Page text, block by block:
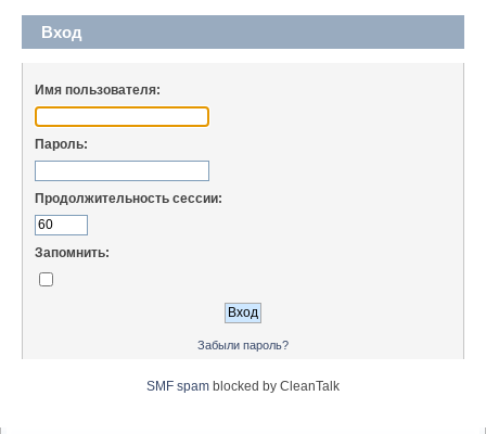
Вход
Имя пользователя:
Пароль:
Продолжительность сессии:
Запомнить:
Забыли пароль?
SMF spam blocked by CleanTalk